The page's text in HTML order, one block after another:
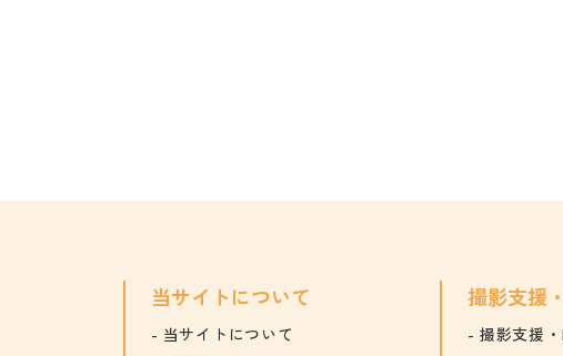
当サイトについて
当サイトについて
撮影支援
撮影支援